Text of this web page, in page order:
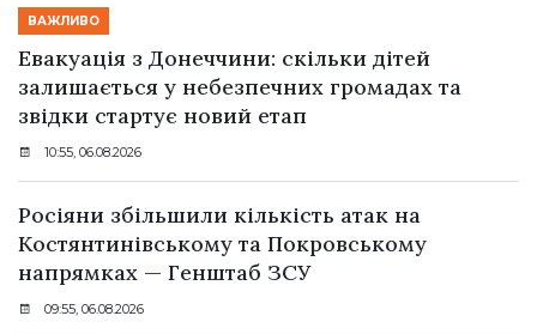
ВАЖЛИВО
Евакуація з Донеччини: скільки дітей
залишається у небезпечних громадах та
звідки стартує новий етап
10:55, 06.08.2026
Росіяни збільшили кількість атак на
Костянтинівському та Покровському
напрямках — Генштаб ЗСУ
09:55, 06.08.2026